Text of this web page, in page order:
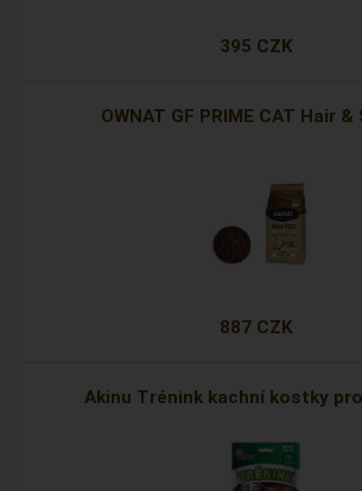
395 CZK
OWNAT GF PRIME CAT Hair &
887 CZK
Akinu Trénink kachní kostky